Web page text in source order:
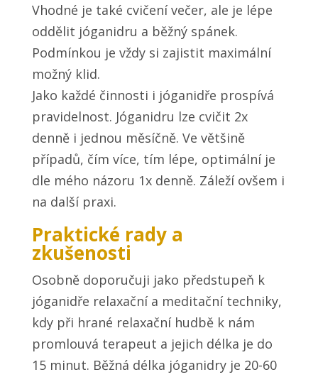
Vhodné je také cvičení večer, ale je lépe
oddělit jóganidru a běžný spánek.
Podmínkou je vždy si zajistit maximální
možný klid.
Jako každé činnosti i jóganidře prospívá
pravidelnost. Jóganidru lze cvičit 2x
denně i jednou měsíčně. Ve většině
případů, čím více, tím lépe, optimální je
dle mého názoru 1x denně. Záleží ovšem i
na další praxi.
Praktické rady a
zkušenosti
Osobně doporučuji jako předstupeň k
jóganidře relaxační a meditační techniky,
kdy při hrané relaxační hudbě k nám
promlouvá terapeut a jejich délka je do
15 minut. Běžná délka jóganidry je 20-60